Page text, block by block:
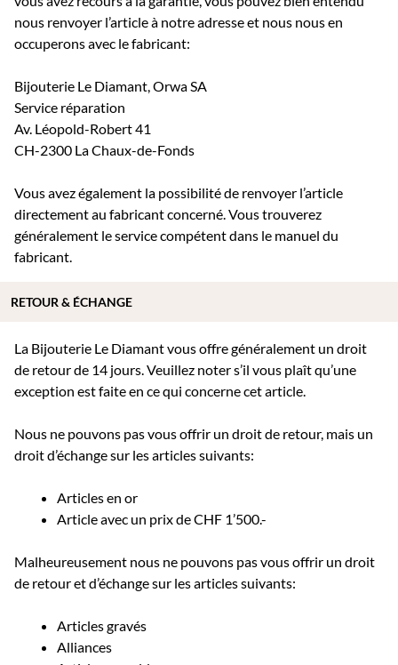
nous renvoyer l’article à notre adresse et nous nous en
occuperons avec le fabricant:
Bijouterie Le Diamant, Orwa SA
Service réparation
Av. Léopold-Robert 41
CH-2300 La Chaux-de-Fonds
Vous avez également la possibilité de renvoyer l’article
directement au fabricant concerné. Vous trouverez
généralement le service compétent dans le manuel du
fabricant.
La Bijouterie Le Diamant vous offre généralement un droit
de retour de 14 jours. Veuillez noter s’il vous plaît qu’une
exception est faite en ce qui concerne cet article.
Nous ne pouvons pas vous offrir un droit de retour, mais un
droit d’échange sur les articles suivants:
Articles en or
Article avec un prix de CHF 1’500.-
Malheureusement nous ne pouvons pas vous offrir un droit
de retour et d’échange sur les articles suivants:
Articles gravés
Alliances
RETOUR & ÉCHANGE